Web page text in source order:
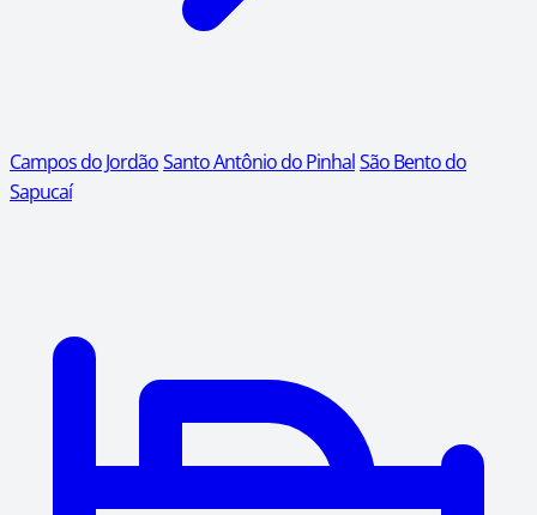
Campos do JordãoSanto Antônio do PinhalSão Bento do
Sapucaí